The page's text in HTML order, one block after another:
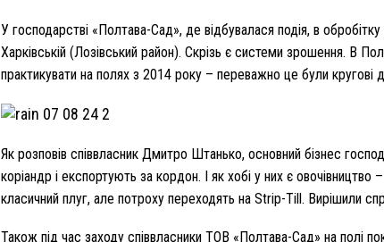
У господарстві «Полтава-Сад», де відбувалася подія, в
Харківській (Лозівський район). Скрізь є системи зрошення. В
практикувати на полях з 2014 року – переважно це були кругові
Як розповів співвласник Дмитро Штанько, основний бізнес
коріандр і експортують за кордон. І як хобі у них є
класичний плуг, але потроху переходять на Strip-Till. Вирішили
Також під час заходу співвласники ТОВ «Полтава-Сад» на полі